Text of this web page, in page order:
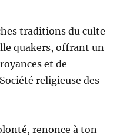
traditions du culte
quakers, offrant un
et de
religieuse des
renonce à ton